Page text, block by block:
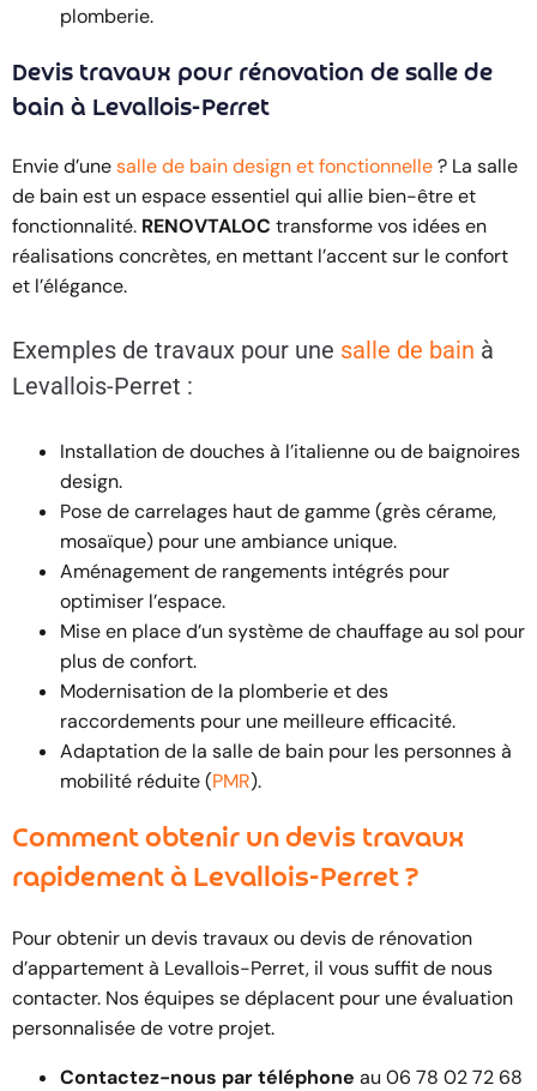
plomberie.
Devis travaux pour rénovation de salle de
bain à Levallois-Perret
Envie d’unesalle de bain design et fonctionnelle? La salle
de bain est un espace essentiel qui allie bien-être et
fonctionnalité. RENOVTALOC transforme vos idées en
réalisations concrètes, en mettant l’accent sur le confort
et l’élégance.
Exemples de travaux pour une salle de bain à
Levallois-Perret :
Installation de douches à l’italienne ou de baignoires
design.
Pose de carrelages haut de gamme (grès cérame,
mosaïque) pour une ambiance unique.
Aménagement de rangements intégrés pour
optimiser l’espace.
Mise en place d’un système de chauffage au sol pour
plus de confort.
Modernisation de la plomberie et des
raccordements pour une meilleure efficacité.
Adaptation de la salle de bain pour les personnes à
mobilité réduite (PMR).
Comment obtenir un devis travaux
rapidement à Levallois-Perret ?
Pour obtenir un devis travaux ou devis de rénovation
d’appartement à Levallois-Perret, il vous suffit de nous
contacter. Nos équipes se déplacent pour une évaluation
personnalisée de votre projet.
Contactez-nous par téléphone au 06 78 02 72 68